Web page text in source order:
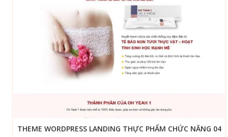
THEME WORDPRESS LANDING THỰC PHẨM CHỨC NĂNG 04